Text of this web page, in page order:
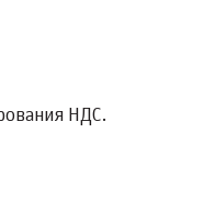
НДС.